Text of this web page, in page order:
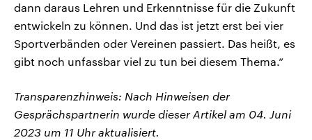
dann daraus Lehren und Erkenntnisse für die Zukunft
entwickeln zu können. Und das ist jetzt erst bei vier
Sportverbänden oder Vereinen passiert. Das heißt, es
gibt noch unfassbar viel zu tun bei diesem Thema.“
Transparenzhinweis: Nach Hinweisen der
Gesprächspartnerin wurde dieser Artikel am 04. Juni
2023 um 11 Uhr aktualisiert.